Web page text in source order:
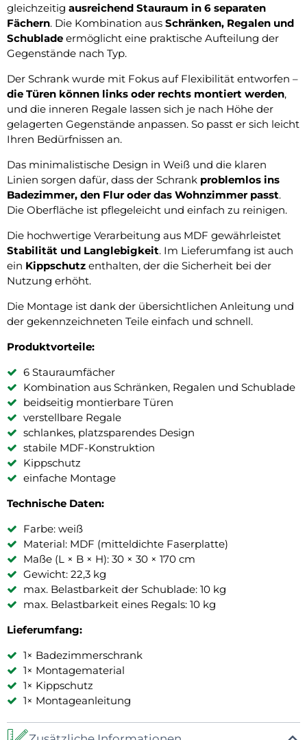
gleichzeitig ausreichend Stauraum in 6 separaten
Fächern. Die Kombination aus Schränken, Regalen und
Schublade ermöglicht eine praktische Aufteilung der
Gegenstände nach Typ.
Der Schrank wurde mit Fokus auf Flexibilität entworfen –
die Türen können links oder rechts montiert werden,
und die inneren Regale lassen sich je nach Höhe der
gelagerten Gegenstände anpassen. So passt er sich leicht
Ihren Bedürfnissen an.
Das minimalistische Design in Weiß und die klaren
Linien sorgen dafür, dass der Schrank problemlos ins
Badezimmer, den Flur oder das Wohnzimmer passt.
Die Oberfläche ist pflegeleicht und einfach zu reinigen.
Die hochwertige Verarbeitung aus MDF gewährleistet
Stabilität und Langlebigkeit. Im Lieferumfang ist auch
ein Kippschutz enthalten, der die Sicherheit bei der
Nutzung erhöht.
Die Montage ist dank der übersichtlichen Anleitung und
der gekennzeichneten Teile einfach und schnell.
Produktvorteile:
6 Stauraumfächer
Kombination aus Schränken, Regalen und Schublade
beidseitig montierbare Türen
verstellbare Regale
schlankes, platzsparendes Design
stabile MDF-Konstruktion
Kippschutz
einfache Montage
Technische Daten:
Farbe: weiß
Material: MDF (mitteldichte Faserplatte)
Maße (L × B × H): 30 × 30 × 170 cm
Gewicht: 22,3 kg
max. Belastbarkeit der Schublade: 10 kg
max. Belastbarkeit eines Regals: 10 kg
Lieferumfang:
1× Badezimmerschrank
1× Montagematerial
1× Kippschutz
1× Montageanleitung